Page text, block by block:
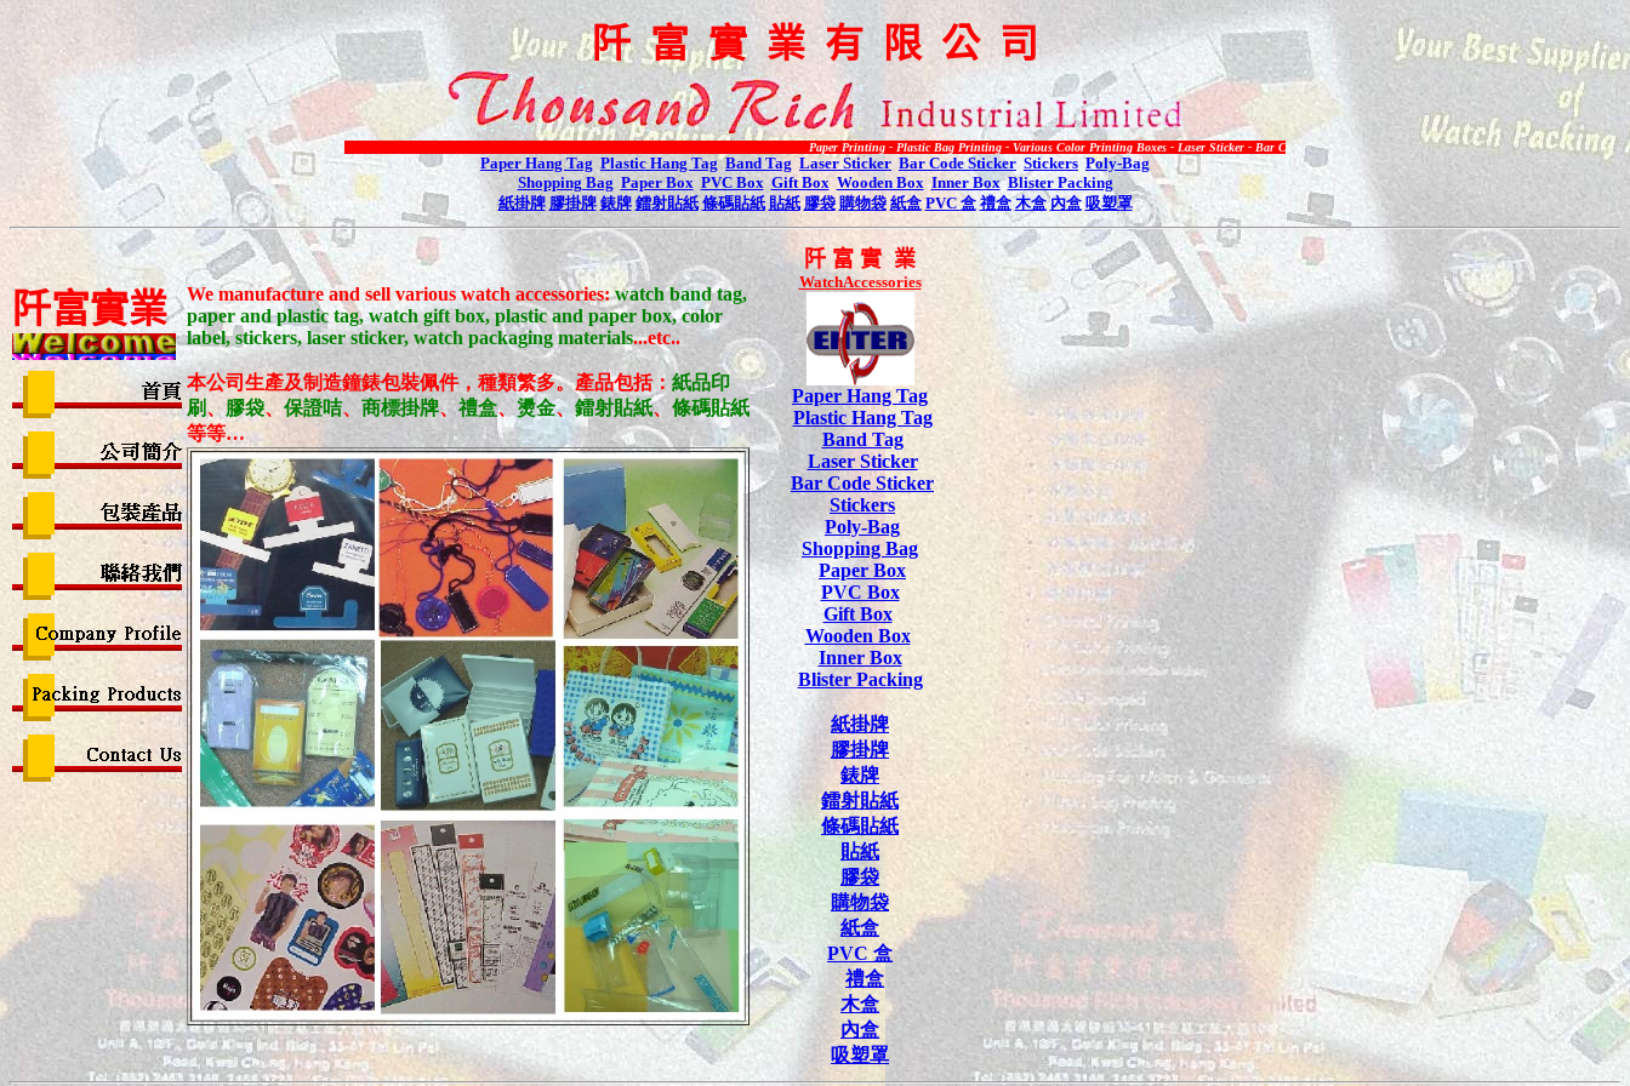
阡富實業有限 公司
Paper Printing - Plastic Bag Printing - Various Color Printing Boxes - Laser Sticker - Bar Code Label - Plastic Hang Tag - Inquiry Call 2485 3148
Paper Hang Tag Plastic Hang Tag Band Tag Laser Sticker Bar Code Sticker Stickers Poly-Bag
Shopping Bag Paper Box PVC Box Gift Box Wooden Box Inner Box Blister Packing
紙掛牌 膠掛牌 錶牌 鐳射貼紙 條碼貼紙 貼紙 膠袋 購物袋 紙盒 PVC 盒 禮盒 木盒 內盒 吸塑罩
阡富實業 We manufacture and sell various watch accessories:watch band tag,
paper and plastic tag, watch gift box, plastic and paper box, color
label, stickers, laser sticker, watch packaging materials...etc..
本公司生產及制造鐘錶包裝佩件，種類繁多。產品包括： 紙品印
刷、膠袋、 保證咭、 商標掛牌、禮盒、燙金、 鐳射貼紙、 條碼貼紙
等等…
阡富 實 業
WatchAccessories
Paper Hang Tag
Plastic Hang Tag
Band Tag
Laser Sticker
Bar Code Sticker
Stickers
Poly-Bag
Shopping Bag
Paper Box
PVC Box
Gift Box
Wooden Box
Inner Box
Blister Packing
紙掛牌
膠掛牌
錶牌
鐳射貼紙
條碼貼紙
貼紙
膠袋
購物袋
紙盒
PVC 盒
禮盒
木盒
內盒
吸塑罩